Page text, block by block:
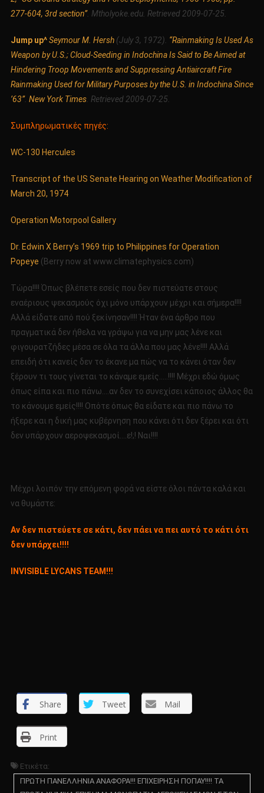
277-604, 3rd section”. Mtholyoke.edu. Retrieved 2009-07-25.
Jump up^Seymour M. Hersh(July 3, 1972). “Rainmaking Is Used As
Weapon by U.S.; Cloud-Seeding in Indochina Is Said to Be Aimed at
Hindering Troop Movements and Suppressing Antiaircraft Fire
Rainmaking Used for Military Purposes by the U.S. in Indochina Since
’63”. New York Times. Retrieved 2009-07-25.
Συμπληρωματικές πηγές:
WC-130 Hercules
Transcript of the US Senate Hearing on Weather Modification of
March 20, 1974
Operation Motorpool Gallery
Dr. Edwin X Berry’s 1969 trip to Philippines for Operation
Popeye (Berry now at www.climatephysics.com)
Τώρα!!!! Όπως βλέπετε εσείς που δεν πιστεύατε στους
εναέριους ψεκασμούς όχι μόνο υπάρχουν μέχρι και σήμερα!!!!
Αλλά είδατε από πού ξεκίνησαν!!!! Ήταν ένα άρθρο που
πραγματικά δεν ήθελα να γράψω για να μην μας λένε και
φιγουρατζήδες μέσα σε όλα τα άλλα που μας λένε!!!! Αλλά
επειδή ότι κανείς δεν το έκανε μα πώς να το κάνει όταν δεν
ξέρουν τι τους γίνεται το κάναμε εμείς…..!!!! Μέχρι εδώ όμως
όπως είπα και πιο πάνω….αν δεν το συνεχίσει κάποιος άλλος θα
το κάνουμε εμείς!!!! Οπότε όπως θα είδατε και πιο πάνω το
ήξερε και η δική μας κυβέρνηση που κάνει ότι δεν ξέρει και ότι
δεν υπάρχουν αεροψεκασμοί….ε!;! Ναι!!!!
Μέχρι λοιπόν την επόμενη φορά να είστε όλοι πάντα καλά και
να θυμάστε:
Αν δεν πιστεύετε σε κάτι, δεν πάει να πει αυτό το κάτι ότι
δεν υπάρχει!!!!
INVISIBLE LYCANS TEAM!!!
Share Tweet Mail
Print
Ετικέτα:
ΠΡΩΤΗ ΠΑΝΕΛΛΗΝΙΑ ΑΝΑΦΟΡΑ!!! ΕΠΙΧΕΙΡΗΣΗ ΠΟΠΑΥ!!!! ΤΑ